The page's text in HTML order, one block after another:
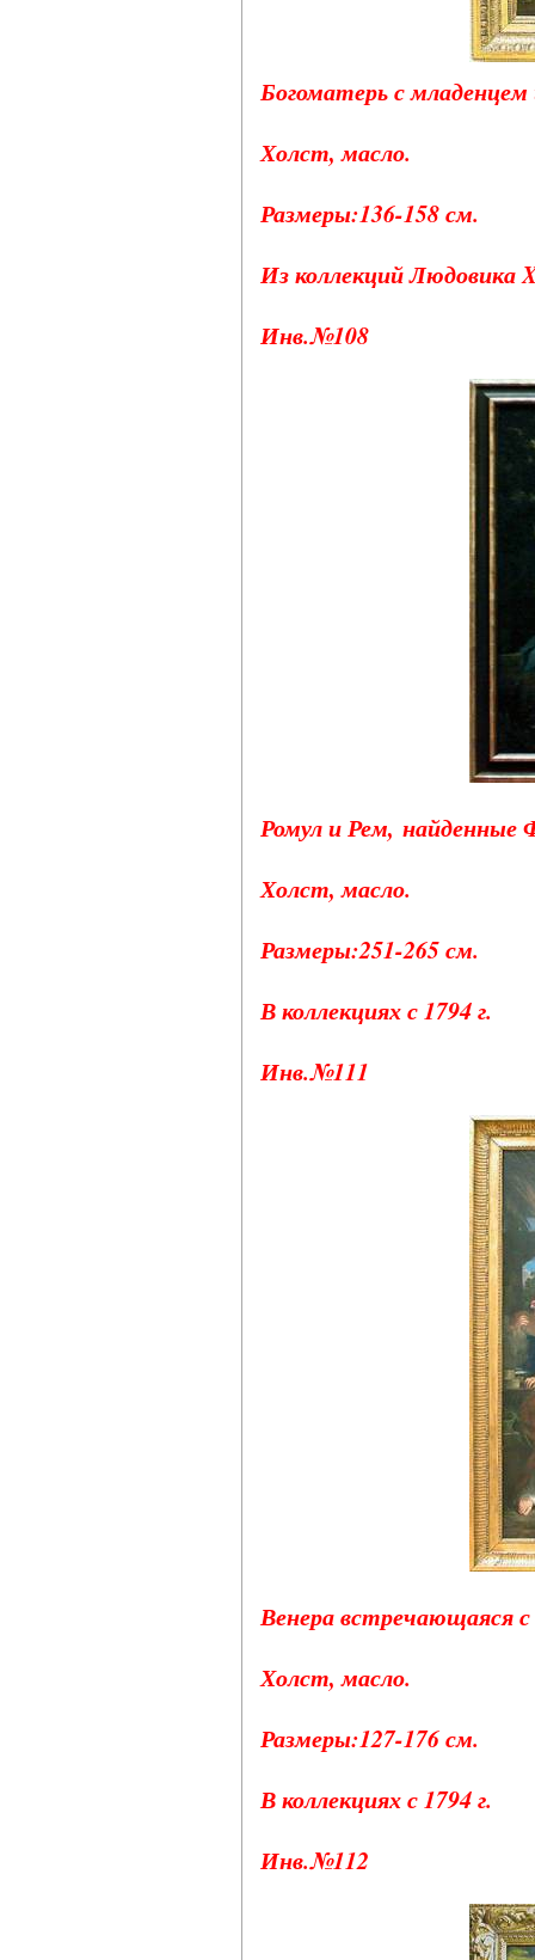
Богоматерь с
Холст, масло.
Размеры:136-158 см.
Из коллекций Людовика
Инв.№108
Ромул и Рем, найденные
Холст, масло.
Размеры:251-265 см.
В коллекциях с 1794 г.
Инв.№111
Венера встречающаяся с
Холст, масло.
Размеры:127-176 см.
В коллекциях с 1794 г.
Инв.№112